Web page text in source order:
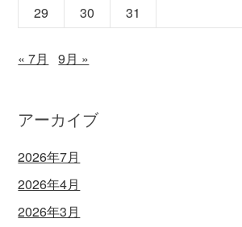
29 30 31
« 7月 9月 »
アーカイブ
2026年7月
2026年4月
2026年3月